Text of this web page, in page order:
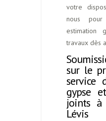
votre
nous
estimation
travaux dès
sur le
service
gypse
joints à
Lévis